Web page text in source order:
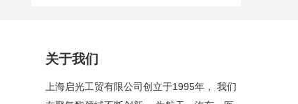
关于我们
上海启光工贸有限公司创立于1995年， 我们